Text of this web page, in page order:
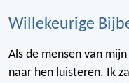
Willekeurige
Als de mensen van
naar hen luisteren. Ik